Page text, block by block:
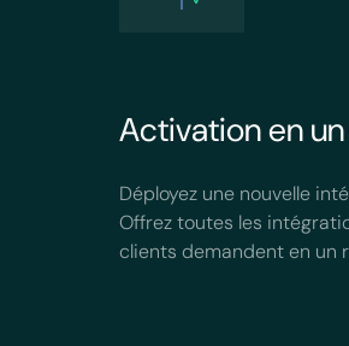
Activation en
Déployez une nouvelle
Offrez toutes les
clients demandent en un